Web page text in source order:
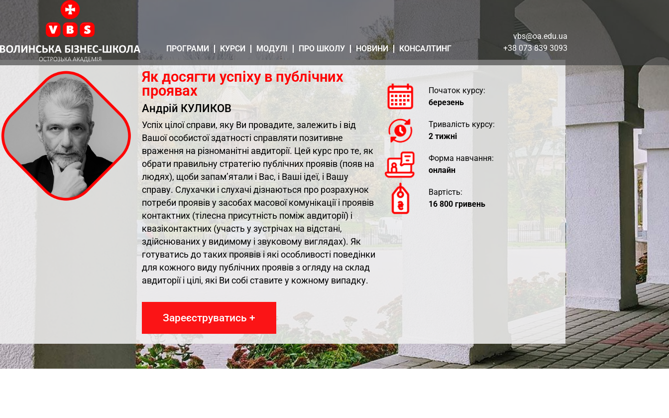
ПРОГРАМИ КУРСИ МОДУЛІ ПРО ШКОЛУ НОВИНИ КОНСАЛТИНГ
vbs@oa.edu.ua
+38 073 839 3093
Як досягти успіху в публічних
проявах
Андрій КУЛИКОВ
Успіх цілої справи, яку Ви провадите, залежить і від
Вашої особистої здатності справляти позитивне
враження на різноманітні авдиторії. Цей курс про те, як
обрати правильну стратегію публічних проявів (появ на
людях), щоби запам’ятали і Вас, і Ваші ідеї, і Вашу
справу. Слухачки і слухачі дізнаються про розрахунок
потреби проявів у засобах масової комунікації і проявів
контактних (тілесна присутність поміж авдиторії) і
квазіконтактних (участь у зустрічах на відстані,
здійснюваних у видимому і звуковому виглядах). Як
готуватись до таких проявів і які особливості поведінки
для кожного виду публічних проявів з огляду на склад
авдиторії і цілі, які Ви собі ставите у кожному випадку.
Зареєструватись +
Початок курсу:
березень
Тривалість курсу:
2 тижні
Форма навчання:
онлайн
Вартість:
16 800 гривень